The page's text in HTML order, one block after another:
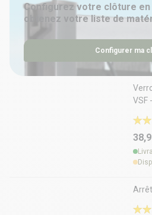
Configurez votre clôture
obtenez votre liste de
Configurer ma
VSF